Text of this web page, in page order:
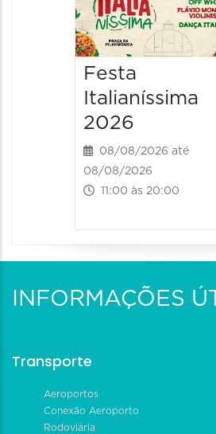
Festa
Italianíssima
2026
08/08/2026 até
08/08/2026
11:00 às 20:00
INFORMAÇÕES
Transporte
Aeroportos
Conexão Aeroporto
Rodoviária